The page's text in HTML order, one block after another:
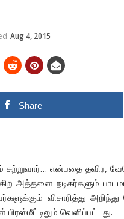
Aug 4, 2015
Share
சுற்றுவார்… என்பதை
அத்தனை நடிகர்களும்
விசாரித்து
பிரஸ்மீட்டிலும் வெளிப்பட்டது.